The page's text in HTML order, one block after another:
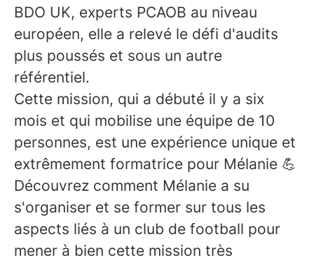
BDO UK, experts PCAOB au niveau
européen, elle a relevé le défi d'audits
plus poussés et sous un autre
référentiel.
Cette mission, qui a débuté il y a six
mois et qui mobilise une équipe de 10
personnes, est une expérience unique et
extrêmement formatrice pour Mélanie 💪
Découvrez comment Mélanie a su
s'organiser et se former sur tous les
aspects liés à un club de football pour
mener à bien cette mission très